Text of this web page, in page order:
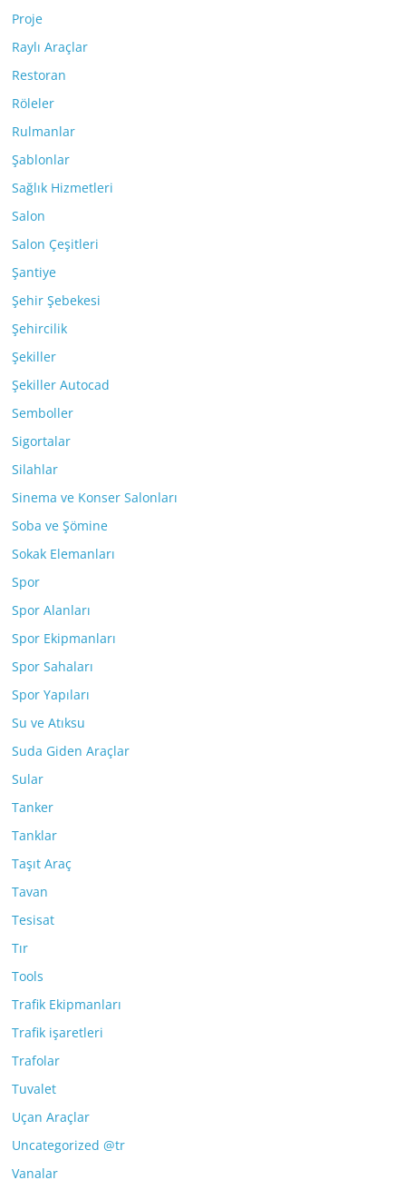
Proje
Raylı Araçlar
Restoran
Röleler
Rulmanlar
Şablonlar
Sağlık Hizmetleri
Salon
Salon Çeşitleri
Şantiye
Şehir Şebekesi
Şehircilik
Şekiller
Şekiller Autocad
Semboller
Sigortalar
Silahlar
Sinema ve Konser Salonları
Soba ve Şömine
Sokak Elemanları
Spor
Spor Alanları
Spor Ekipmanları
Spor Sahaları
Spor Yapıları
Su ve Atıksu
Suda Giden Araçlar
Sular
Tanker
Tanklar
Taşıt Araç
Tavan
Tesisat
Tır
Tools
Trafik Ekipmanları
Trafik işaretleri
Trafolar
Tuvalet
Uçan Araçlar
Uncategorized @tr
Vanalar